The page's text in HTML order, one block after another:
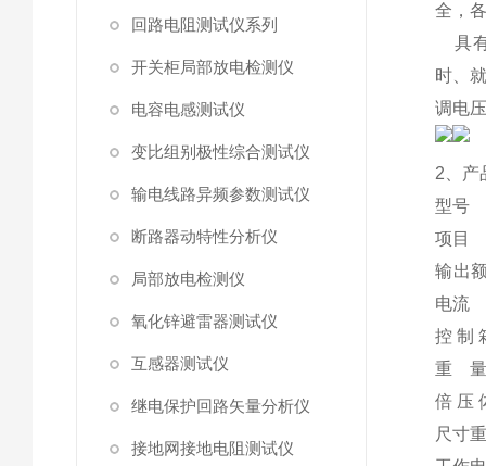
回路电阻测试仪系列
开关柜局部放电检测仪
电容电感测试仪
变比组别极性综合测试仪
输电线路异频参数测试仪
断路器动特性分析仪
局部放电检测仪
氧化锌避雷器测试仪
互感器测试仪
继电保护回路矢量分析仪
接地网接地电阻测试仪
全，
具有
时、
调电
2、产
型号
项目
输出
电流
控 制
重
倍 压
尺寸